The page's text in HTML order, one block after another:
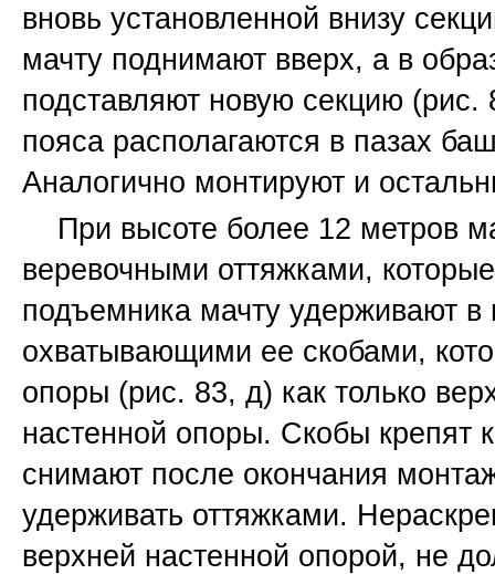
вновь установленной внизу
мачту поднимают вверх, а в
подставляют новую секцию
пояса располагаются в пазах
Аналогично монтируют и
При высоте более 12 метров
веревочными оттяжками,
подъемника мачту удерживают
охватывающими ее скобами,
опоры (рис. 83, д) как только
настенной опоры. Скобы
снимают после окончания
удерживать оттяжками.
верхней настенной опорой, не